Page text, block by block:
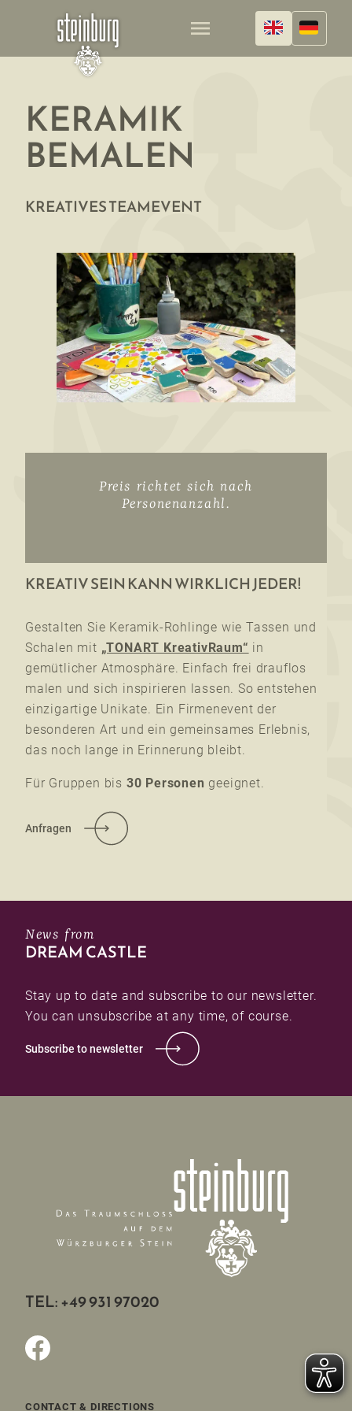
menu
KERAMIK
BEMALEN
KREATIVES TEAMEVENT
Preis richtet sich nach
Personenanzahl.
KREATIV SEIN KANN WIRKLICH JEDER!
Gestalten Sie Keramik-Rohlinge wie Tassen und
Schalen mit „TONART KreativRaum“ in
gemütlicher Atmosphäre. Einfach frei drauflos
malen und sich inspirieren lassen. So entstehen
einzigartige Unikate. Ein Firmenevent der
besonderen Art und ein gemeinsames Erlebnis,
das noch lange in Erinnerung bleibt.
Für Gruppen bis 30 Personen geeignet.
Anfragen
News from
DREAM CASTLE
Stay up to date and subscribe to our newsletter.
You can unsubscribe at any time, of course.
Subscribe to newsletter
TEL: +49 931 97020
CONTACT & DIRECTIONS